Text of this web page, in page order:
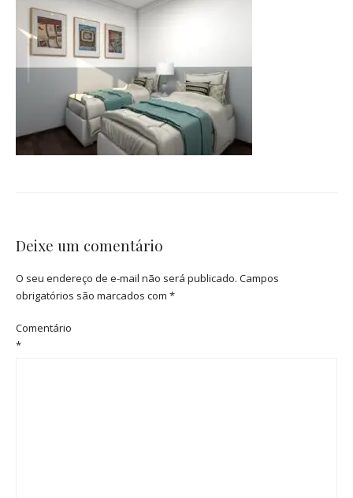
Deixe um comentário
O seu endereço de e-mail não será publicado. Campos
obrigatórios são marcados com *
Comentário
*